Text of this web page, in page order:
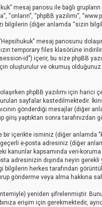
mesaj panosu ile bağlı
“phpBB yazılımı”,
bilgilerin (diğer anlamda “sizin
mesaj panosunu
temporary files klasörüne
id") içerir, bu size phpBB
oluşturulur ve okumuş olduğunuz
phpBB yazılımı için
sayfalar kastedilmektedir.
gönderdiği mesajlar (diğer
giriş yaptıktan sonra
bir içerikte isminiz (diğer anlamda
e-posta adresiniz (diğer
kanunlar kapsamında veri-
adresinizin dışında neyin
bilgilerin herkes tarafından
gönderme veya alma hakkına
yeniden şifrelenmiştir.
erişim için gerekmektedir,